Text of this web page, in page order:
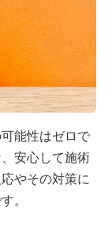
能性はゼロで
安心して施術
やその対策に
。